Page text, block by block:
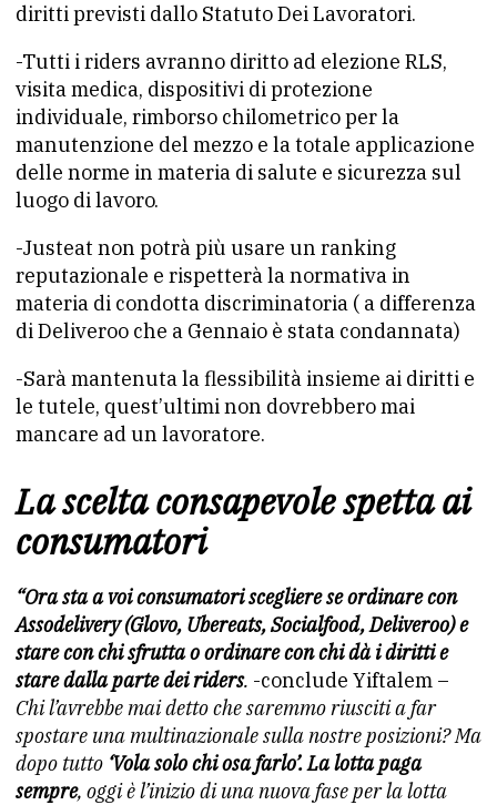
diritti previsti dallo Statuto Dei Lavoratori.
-Tutti i riders avranno diritto ad elezione RLS,
visita medica, dispositivi di protezione
individuale, rimborso chilometrico per la
manutenzione del mezzo e la totale applicazione
delle norme in materia di salute e sicurezza sul
luogo di lavoro.
-Justeat non potrà più usare un ranking
reputazionale e rispetterà la normativa in
materia di condotta discriminatoria ( a differenza
di Deliveroo che a Gennaio è stata condannata)
-Sarà mantenuta la flessibilità insieme ai diritti e
le tutele, quest’ultimi non dovrebbero mai
mancare ad un lavoratore.
La scelta consapevole spetta ai
consumatori
“Ora sta a voi consumatori scegliere se ordinare con
Assodelivery (Glovo, Ubereats, Socialfood, Deliveroo) e
stare con chi sfrutta o ordinare con chi dà i diritti e
stare dalla parte dei riders. -conclude Yiftalem –
Chi l’avrebbe mai detto che saremmo riusciti a far
spostare una multinazionale sulla nostre posizioni? Ma
dopo tutto ‘Vola solo chi osa farlo’. La lotta paga
sempre, oggi è l’inizio di una nuova fase per la lotta